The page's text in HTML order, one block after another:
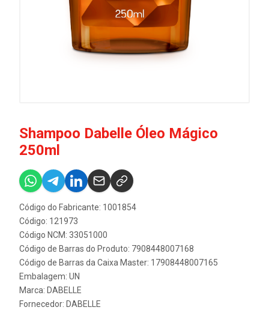
Shampoo Dabelle Óleo Mágico
250ml
Código do Fabricante: 1001854
Código: 121973
Código NCM: 33051000
Código de Barras do Produto: 7908448007168
Código de Barras da Caixa Master: 17908448007165
Embalagem: UN
Marca: DABELLE
Fornecedor: DABELLE